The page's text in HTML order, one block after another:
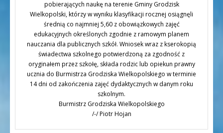
pobierających naukę na terenie Gminy Grodzisk
Wielkopolski, którzy w wyniku klasyfikacji rocznej osiągnęli
średnią co najmniej 5,60 z obowiązkowych zajęć
edukacyjnych określonych zgodnie z ramowym planem
nauczania dla publicznych szkół. Wniosek wraz z kserokopią
świadectwa szkolnego potwierdzoną za zgodność z
oryginałem przez szkołę, składa rodzic lub opiekun prawny
ucznia do Burmistrza Grodziska Wielkopolskiego w terminie
14 dni od zakończenia zajęć dydaktycznych w danym roku
szkolnym.
Burmistrz Grodziska Wielkopolskiego
/-/ Piotr Hojan